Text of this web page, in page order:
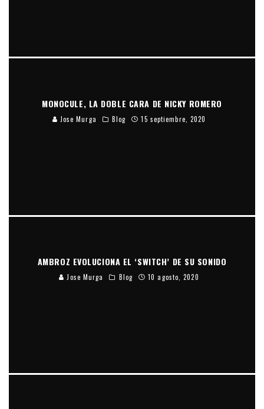
MONOCULE, LA DOBLE CARA DE NICKY ROMERO
Jose Murga Blog 15 septiembre, 2020
AMBROZ EVOLUCIONA EL ‘SWITCH’ DE SU SONIDO
Jose Murga Blog 10 agosto, 2020